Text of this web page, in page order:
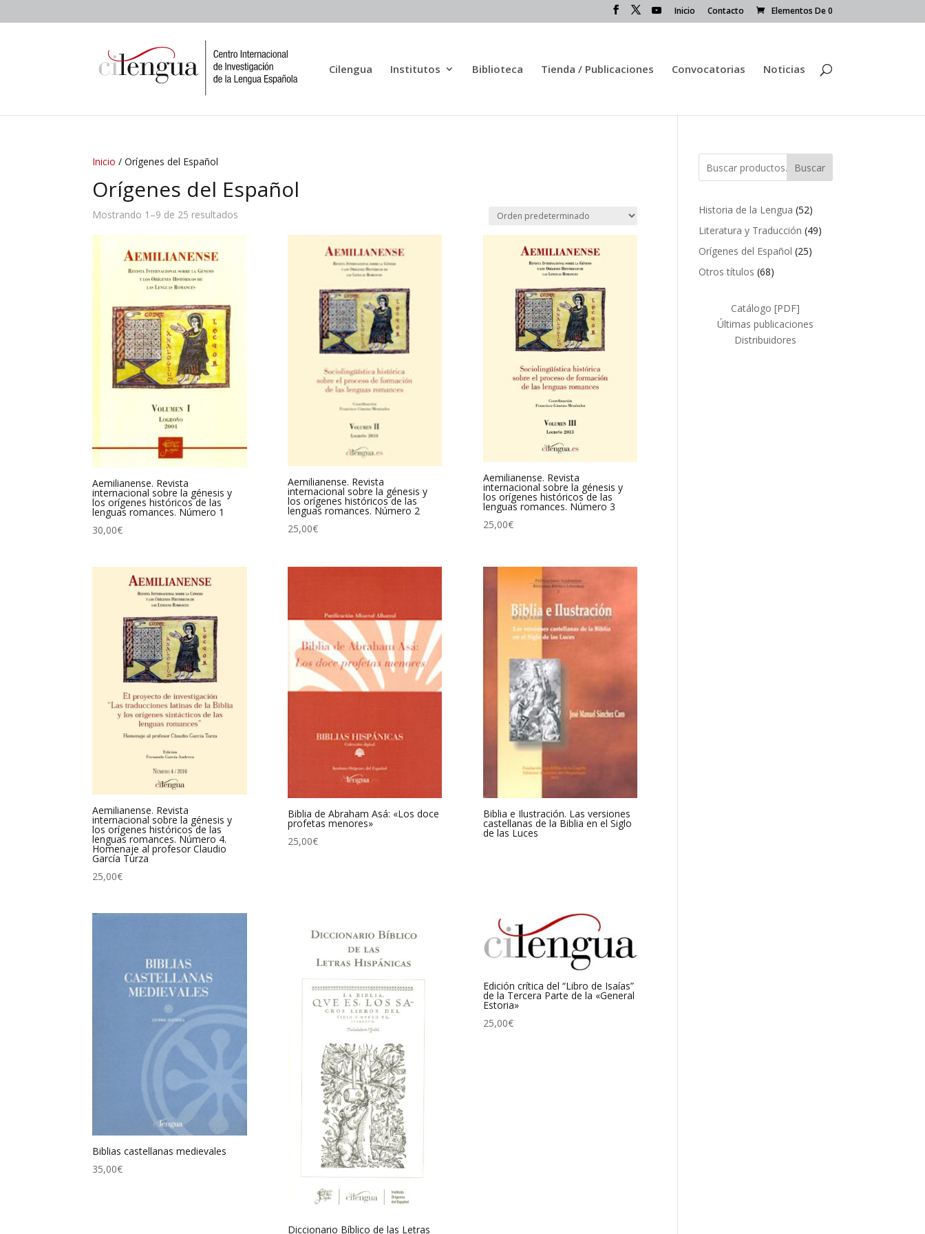
Inicio Contacto Elementos De 0
Cilengua Institutos Biblioteca Tienda / Publicaciones Convocatorias Noticias
Inicio / Orígenes del Español
Orígenes del Español
Mostrando 1–9 de 25 resultados
Aemilianense. Revista
internacional sobre la génesis y
los orígenes históricos de las
lenguas romances. Número 1
30,00€
Aemilianense. Revista
internacional sobre la génesis y
los orígenes históricos de las
lenguas romances. Número 2
25,00€
Aemilianense. Revista
internacional sobre la génesis y
los orígenes históricos de las
lenguas romances. Número 3
25,00€
Aemilianense. Revista
internacional sobre la génesis y
los orígenes históricos de las
lenguas romances. Número 4.
Homenaje al profesor Claudio
García Turza
25,00€
Biblia de Abraham Asá: «Los doce
profetas menores»
25,00€
Biblia e Ilustración. Las versiones
castellanas de la Biblia en el Siglo
de las Luces
Biblias castellanas medievales
35,00€
Diccionario Bíblico de las Letras
Edición crítica del “Libro de Isaías”
de la Tercera Parte de la «General
Estoria»
25,00€
Buscar
Historia de la Lengua 5252
productos
Literatura y Traducción 4949
Orígenes del Español 2525
Otros títulos 6868
Catálogo [PDF]
Últimas publicaciones
Distribuidores